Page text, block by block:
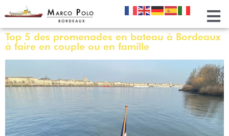
Top 5 des promenades en bateau à Bordeaux
à faire en couple ou en famille